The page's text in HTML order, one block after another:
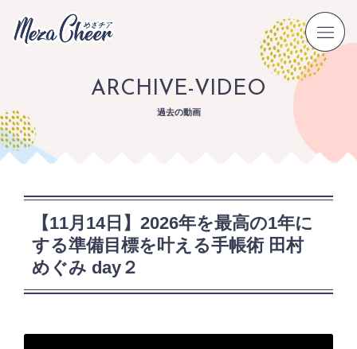
ARCHIVE-VIDEO
過去の動画
【11月14日】2026年を最高の1年に
する準備目標を叶える手帳術 田村
めぐみ day２